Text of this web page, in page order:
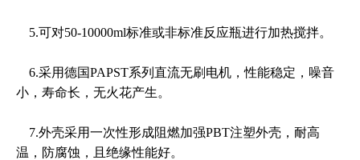
5.可对50-10000ml标准或非标准反应瓶进行加热搅拌。
6.采用德国PAPST系列直流无刷电机，性能稳定，噪音
小，寿命长，无火花产生。
7.外壳采用一次性形成阻燃加强PBT注塑外壳，耐高
温，防腐蚀，且绝缘性能好。